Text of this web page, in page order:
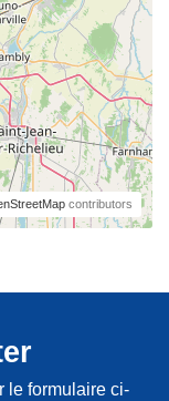
contributors
le formulaire ci-